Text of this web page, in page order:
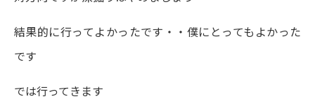
結果的に行ってよかったです・・僕にとってもよかった
です
では行ってきます